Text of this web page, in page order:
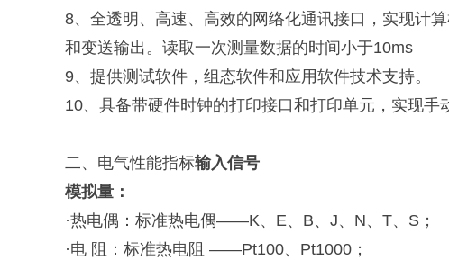
8、全透明、高速、高效的网络化通讯接口，实现计
和变送输出。读取一次测量数据的时间小于10ms
9、提供测试软件，组态软件和应用软件技术支持。
10、具备带硬件时钟的打印接口和打印单元，实现
二、 电气性能指标输入信号
模拟量 ：
·热电偶：标准热电偶——K、E、 B、J、N、T、S；
·电 阻：标准热电阻 ——Pt100、 Pt1000；